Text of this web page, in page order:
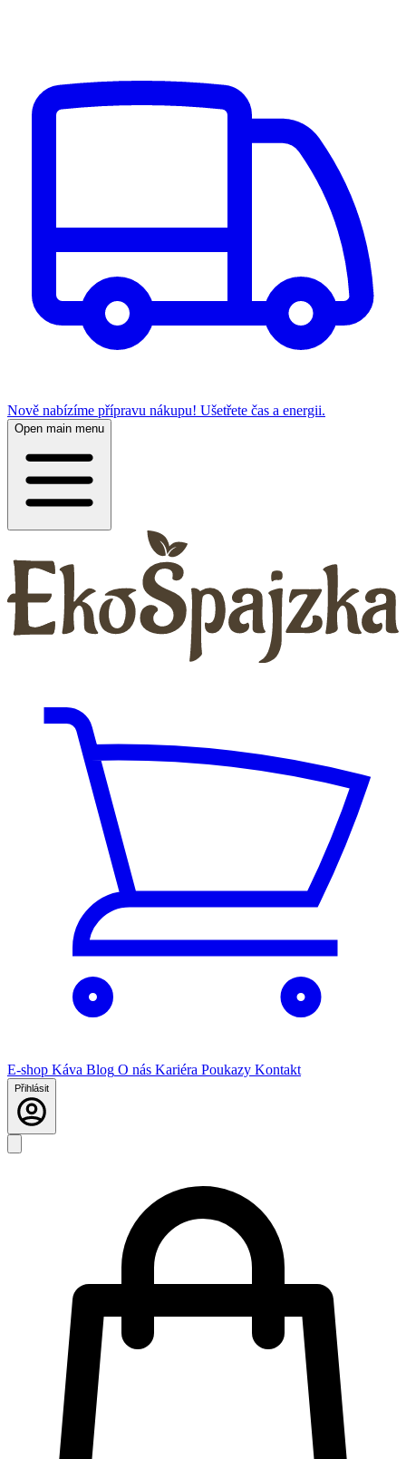
Nově nabízíme přípravu nákupu! Ušetřete čas a energii.
Open main menu
E-shop Káva Blog O nás Kariéra Poukazy Kontakt
Přihlásit